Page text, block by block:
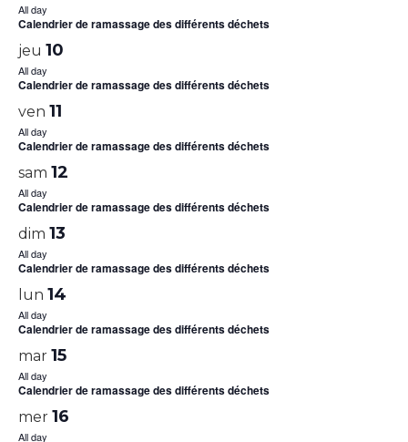
All day
Calendrier de ramassage des différents déchets
jeu 10
All day
Calendrier de ramassage des différents déchets
ven 11
All day
Calendrier de ramassage des différents déchets
sam 12
All day
Calendrier de ramassage des différents déchets
dim 13
All day
Calendrier de ramassage des différents déchets
lun 14
All day
Calendrier de ramassage des différents déchets
mar 15
All day
Calendrier de ramassage des différents déchets
mer 16
All day